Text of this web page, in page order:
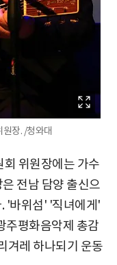
장. /청와대
위원장에는 가수
전남 담양 출신으
'바위섬' '직녀에게'
주평화음악제 총감
겨레 하나되기 운동